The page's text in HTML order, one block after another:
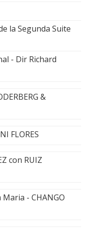
la Segunda Suite
- Dir Richard
&
FLORES
con RUIZ
- CHANGO